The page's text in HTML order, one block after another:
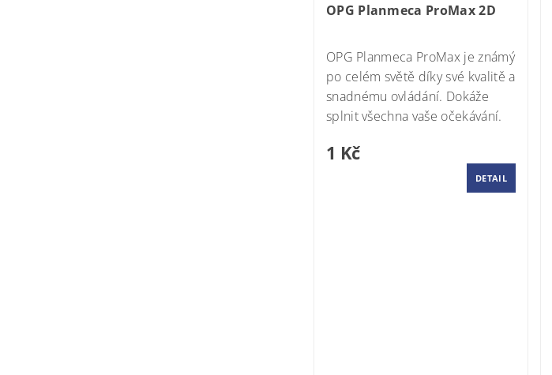
OPG Planmeca ProMax 2D
OPG Planmeca ProMaxje známý
po celém světě díky své kvalitě a
snadnému ovládání. Dokáže
splnit všechna vaše očekávání.
1 Kč
DETAIL